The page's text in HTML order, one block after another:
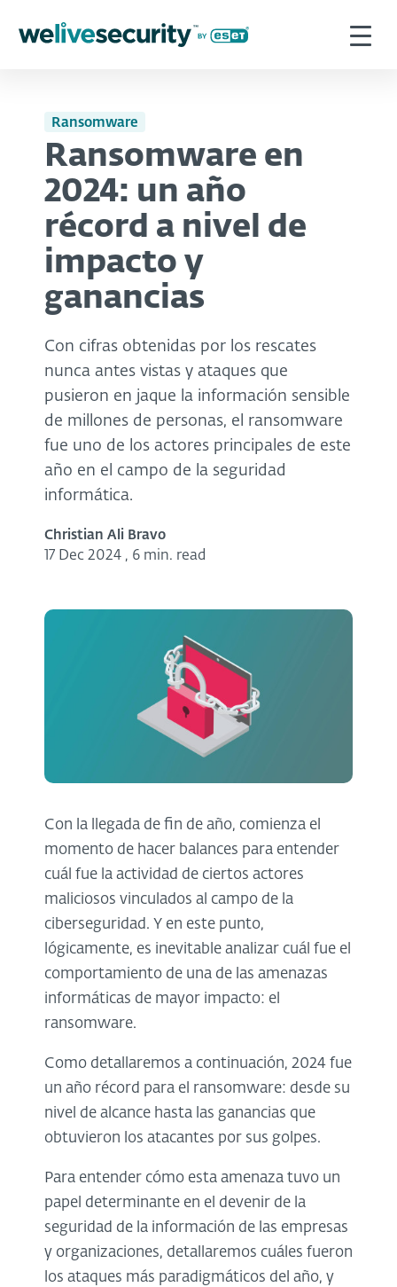
Ransomware
Ransomware en
2024: un año
récord a nivel de
impacto y
ganancias
Con cifras obtenidas por los rescates
nunca antes vistas y ataques que
pusieron en jaque la información sensible
de millones de personas, el ransomware
fue uno de los actores principales de este
año en el campo de la seguridad
informática.
Christian Ali Bravo
17 Dec 2024 , 6 min. read
Con la llegada de fin de año, comienza el
momento de hacer balances para entender
cuál fue la actividad de ciertos actores
maliciosos vinculados al campo de la
ciberseguridad. Y en este punto,
lógicamente, es inevitable analizar cuál fue el
comportamiento de una de las amenazas
informáticas de mayor impacto: el
ransomware.
Como detallaremos a continuación, 2024 fue
un año récord para el ransomware: desde su
nivel de alcance hasta las ganancias que
obtuvieron los atacantes por sus golpes.
Para entender cómo esta amenaza tuvo un
papel determinante en el devenir de la
seguridad de la información de las empresas
y organizaciones, detallaremos cuáles fueron
los ataques más paradigmáticos del año, y